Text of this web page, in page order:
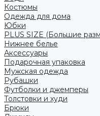
Костюмы
Одежда для дома
Юбки
PLUS SIZE (Большие
Нижнее белье
Аксессуары
Подарочная упаковка
Мужская одежда
Рубашки
Футболки и джемперы
Толстовки и худи
Брюки